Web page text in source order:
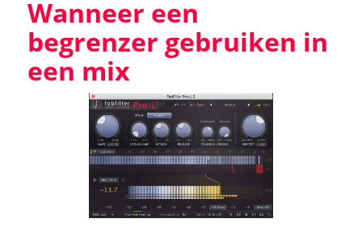
Wanneer een
begrenzer gebruiken in
een mix